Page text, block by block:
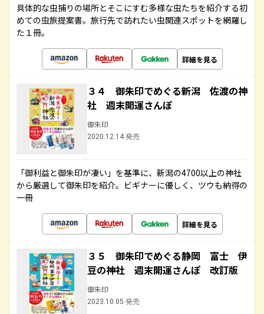
具体的な虫捕りの場所とそこにすむ多様な虫たちを紹介する初
めての虫旅提案書。旅行先で訪れたい虫関連スポットを網羅し
た１冊。
詳細を見る
３４ 御朱印でめぐる新潟 佐渡の神
社 週末開運さんぽ
御朱印
2020.12.14 発売
「御利益と御朱印が凄い」を基準に、新潟の4700以上の神社
から厳選して御朱印を紹介。ビギナーに優しく、ツウも納得の
一冊
詳細を見る
３５ 御朱印でめぐる静岡 富士 伊
豆の神社 週末開運さんぽ 改訂版
御朱印
2023.10.05 発売